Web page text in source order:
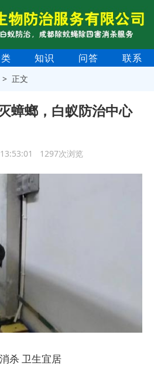
知识 问答 联系
> 正文
蟑螂，白蚁防治中心
1297次浏览
杀 卫生宜居